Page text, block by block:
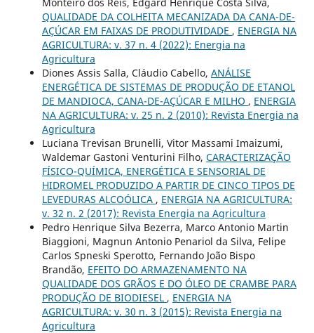
QUALIDADE DA COLHEITA MECANIZADA DA CANA-DE-
AÇÚCAR EM FAIXAS DE PRODUTIVIDADE , ENERGIA NA
AGRICULTURA: v. 37 n. 4 (2022): Energia na
Agricultura
Diones Assis Salla, Cláudio Cabello, ANÁLISE
ENERGÉTICA DE SISTEMAS DE PRODUÇÃO DE ETANOL
DE MANDIOCA, CANA-DE-AÇÚCAR E MILHO , ENERGIA
NA AGRICULTURA: v. 25 n. 2 (2010): Revista Energia na
Agricultura
Luciana Trevisan Brunelli, Vitor Massami Imaizumi,
Waldemar Gastoni Venturini Filho, CARACTERIZAÇÃO
FÍSICO-QUÍMICA, ENERGÉTICA E SENSORIAL DE
HIDROMEL PRODUZIDO A PARTIR DE CINCO TIPOS DE
LEVEDURAS ALCOÓLICA , ENERGIA NA AGRICULTURA:
v. 32 n. 2 (2017): Revista Energia na Agricultura
Pedro Henrique Silva Bezerra, Marco Antonio Martin
Biaggioni, Magnun Antonio Penariol da Silva, Felipe
Carlos Spneski Sperotto, Fernando João Bispo
Brandão, EFEITO DO ARMAZENAMENTO NA
QUALIDADE DOS GRÃOS E DO ÓLEO DE CRAMBE PARA
PRODUÇÃO DE BIODIESEL , ENERGIA NA
AGRICULTURA: v. 30 n. 3 (2015): Revista Energia na
Agricultura